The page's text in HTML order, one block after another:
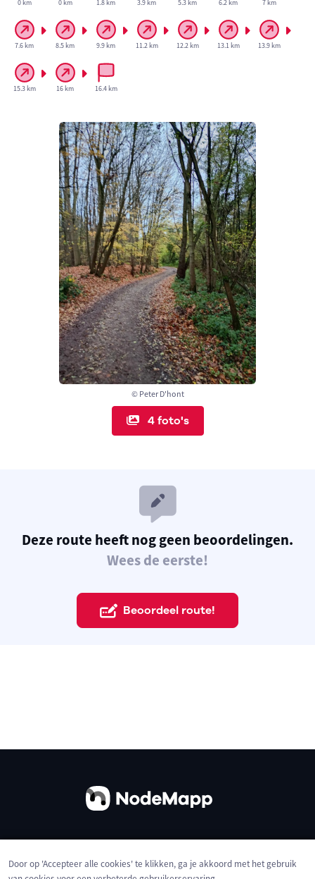
© Peter D'hont
4 foto's
0 km 0 km 1.8 km 3.9 km 5.3 km 6.2 km 7 km
7.6 km 8.5 km 9.9 km 11.2 km 12.2 km 13.1 km 13.9 km
15.3 km 16 km 16.4 km
Deze route heeft nog geen beoordelingen.
Wees de eerste!
Beoordeel route!
Door op 'Accepteer alle cookies' te klikken, ga je akkoord met het gebruik